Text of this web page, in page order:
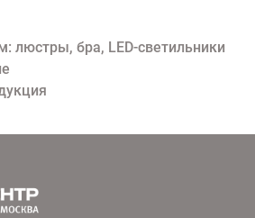
люстры, бра, LED-светильники